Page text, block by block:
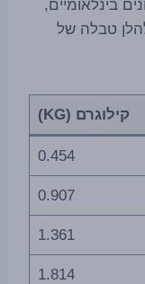
בינלאומיים,
טבלה של
קילוגרם (KG)
0.454
0.907
1.361
1.814